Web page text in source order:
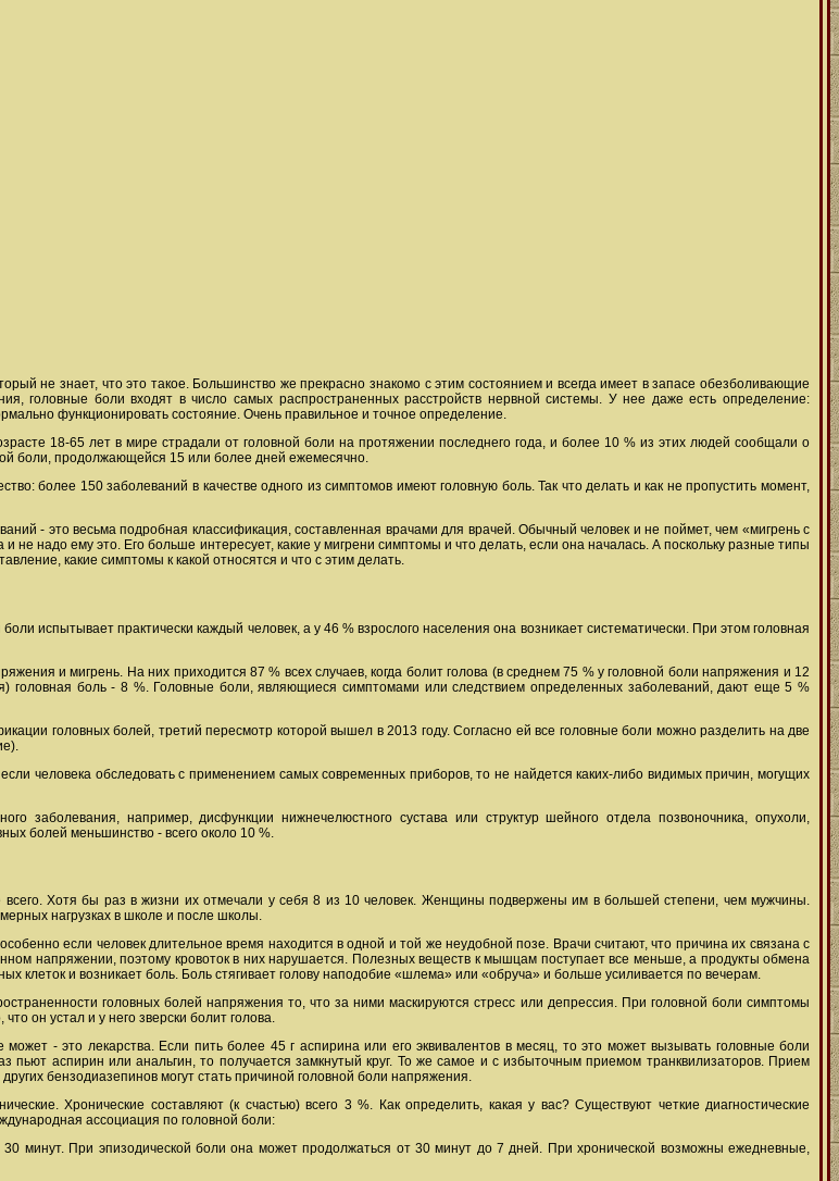
не знает, что это такое. Большинство же прекрасно знакомо с этим состоянием и всегда имеет в запасе обезболивающие
головные боли входят в число самых распространенных расстройств нервной системы. У нее даже есть определение:
функционировать состояние. Очень правильное и точное определение.
18-65 лет в мире страдали от головной боли на протяжении последнего года, и более 10 % из этих людей сообщали о
боли, продолжающейся 15 или более дней ежемесячно.
более 150 заболеваний в качестве одного из симптомов имеют головную боль. Так что делать и как не пропустить момент,
- это весьма подробная классификация, составленная врачами для врачей. Обычный человек и не поймет, чем «мигрень с
не надо ему это. Его больше интересует, какие у мигрени симптомы и что делать, если она началась. А поскольку разные типы
какие симптомы к какой относятся и что с этим делать.
испытывает практически каждый человек, а у 46 % взрослого населения она возникает систематически. При этом головная
и мигрень. На них приходится 87 % всех случаев, когда болит голова (в среднем 75 % у головной боли напряжения и 12
головная боль - 8 %. Головные боли, являющиеся симптомами или следствием определенных заболеваний, дают еще 5 %
головных болей, третий пересмотр которой вышел в 2013 году. Согласно ей все головные боли можно разделить на две
человека обследовать с применением самых современных приборов, то не найдется каких-либо видимых причин, могущих
заболевания, например, дисфункции нижнечелюстного сустава или структур шейного отдела позвоночника, опухоли,
болей меньшинство - всего около 10 %.
Хотя бы раз в жизни их отмечали у себя 8 из 10 человек. Женщины подвержены им в большей степени, чем мужчины.
нагрузках в школе и после школы.
если человек длительное время находится в одной и той же неудобной позе. Врачи считают, что причина их связана с
напряжении, поэтому кровоток в них нарушается. Полезных веществ к мышцам поступает все меньше, а продукты обмена
клеток и возникает боль. Боль стягивает голову наподобие «шлема» или «обруча» и больше усиливается по вечерам.
головных болей напряжения то, что за ними маскируются стресс или депрессия. При головной боли симптомы
он устал и у него зверски болит голова.
- это лекарства. Если пить более 45 г аспирина или его эквивалентов в месяц, то это может вызывать головные боли
пьют аспирин или анальгин, то получается замкнутый круг. То же самое и с избыточным приемом транквилизаторов. Прием
бензодиазепинов могут стать причиной головной боли напряжения.
Хронические составляют (к счастью) всего 3 %. Как определить, какая у вас? Существуют четкие диагностические
ассоциация по головной боли:
минут. При эпизодической боли она может продолжаться от 30 минут до 7 дней. При хронической возможны ежедневные,